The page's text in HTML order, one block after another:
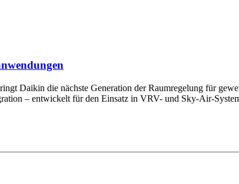
Daikin die nächste Generation der Raumregelung für
– entwickelt für den Einsatz in VRV- und Sky-Air-